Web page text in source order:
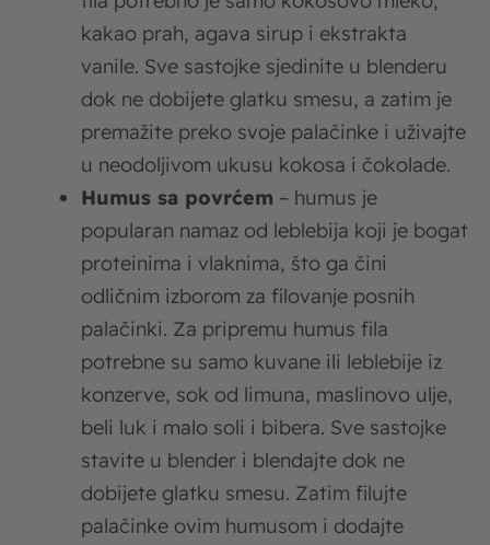
kakao prah, agava sirup i ekstrakta
vanile. Sve sastojke sjedinite u blenderu
dok ne dobijete glatku smesu, a zatim je
premažite preko svoje palačinke i uživajte
u neodoljivom ukusu kokosa i čokolade.
Humus sa povrćem – humus je
popularan namaz od leblebija koji je bogat
proteinima i vlaknima, što ga čini
odličnim izborom za filovanje posnih
palačinki. Za pripremu humus fila
potrebne su samo kuvane ili leblebije iz
konzerve, sok od limuna, maslinovo ulje,
beli luk i malo soli i bibera. Sve sastojke
stavite u blender i blendajte dok ne
dobijete glatku smesu. Zatim filujte
palačinke ovim humusom i dodajte